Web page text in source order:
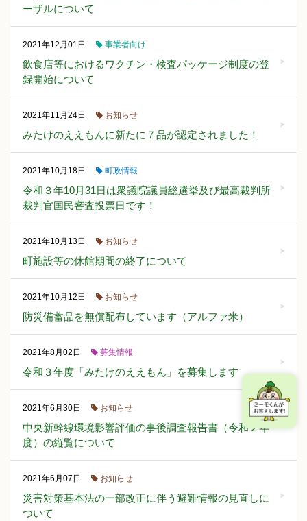
ーザルについて
2021年12月01日 事業者向け
飲食店等におけるワクチン・検査パッケージ制度の登
録開始について
2021年11月24日 お知らせ
みたけのええもんに新たに７品が認定されました！
2021年10月18日 町政情報
令和３年10月31日は衆議院議員総選挙及び最高裁判所
裁判官国民審査投票日です！
2021年10月13日 お知らせ
町施設等の休館期間の終了について
2021年10月12日 お知らせ
防災備蓄品を無償配布しています（アルファ米）
2021年8月02日 募集情報
令和３年度「みたけのええもん」を募集します
2021年6月30日 お知らせ
中央新幹線環境影響評価の事後調査報告書（令和２年
度）の縦覧について
2021年6月07日 お知らせ
災害対策基本法の一部改正に伴う避難情報の見直しに
ついて